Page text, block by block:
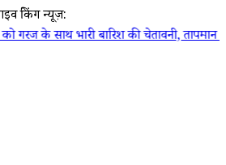
ब्रेकिंग न्यूज़:
की चेतावनी, तापमान 32°C तक पहुंचने